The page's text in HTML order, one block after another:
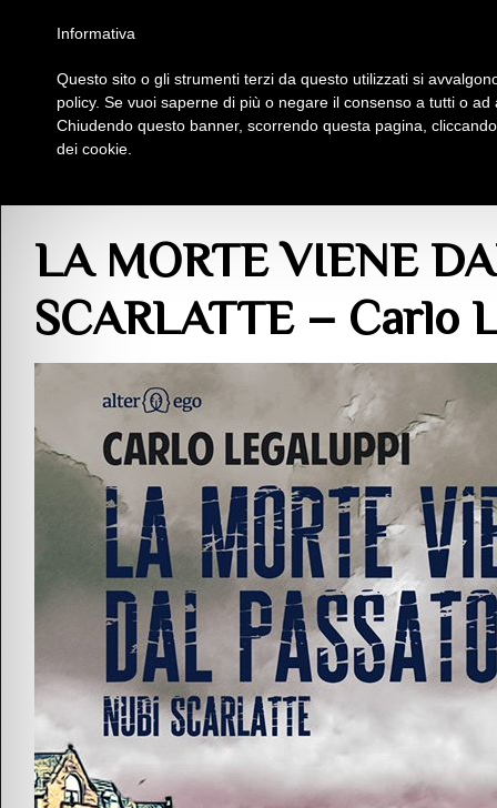
Insieme Per La Cultura
LA MORTE VIENE
SCARLATTE – Carlo
Informativa
Questo sito o gli strumenti terzi da questo utilizzati si
policy. Se vuoi saperne di più o negare il consenso a tutti o
Chiudendo questo banner, scorrendo questa pagina,
dei cookie.